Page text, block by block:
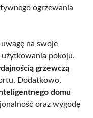
ogrzewania
na swoje
pokoju.
grzewczą
Dodatkowo,
domu
oraz wygodę